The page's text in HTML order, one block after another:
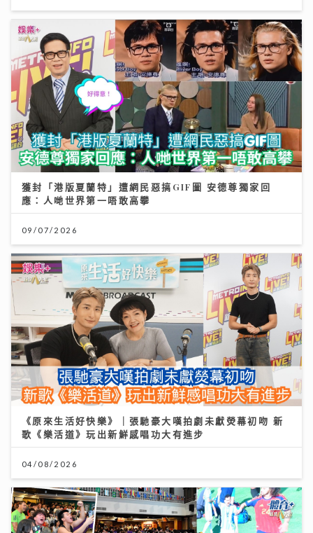
獲封「港版夏蘭特」遭網民惡搞GIF圖 安德尊獨家回
應：人哋世界第一唔敢高攀
09/07/2026
《原來生活好快樂》｜張馳豪大嘆拍劇未獻熒幕初吻 新
歌《樂活道》玩出新鮮感唱功大有進步
04/08/2026